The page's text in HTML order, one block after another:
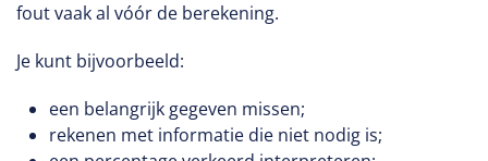
fout vaak al vóór de berekening.
Je kunt bijvoorbeeld:
een belangrijk gegeven missen;
rekenen met informatie die niet nodig is;